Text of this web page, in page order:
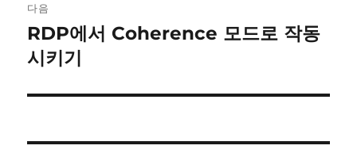
다음
다
음
RDP에서 Coherence 모드로 작동
시키기